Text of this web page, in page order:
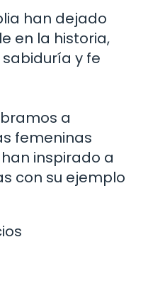
han dejado
en la historia,
y fe
a
femeninas
inspirado a
con su ejemplo